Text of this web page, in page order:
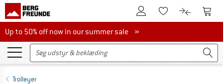
Til kundekontoenTil huskesedlen.
Til Til
Up to 50% off now in our summer sale
Up to 50% off now in our summer sale »
Trolleyer